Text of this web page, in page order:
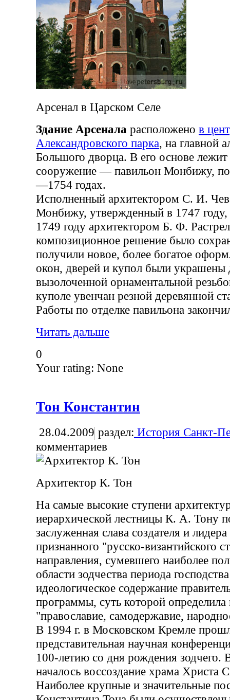
Арсенал в Царском Селе
Здание Арсенала расположено в
Александровского парка, на главной
Большого дворца. В его основе лежит
сооружение — павильон Монбижу,
—1754 годах.
Исполненный архитектором С. И.
Монбижу, утвержденный в 1747 году,
1749 году архитектором Б. Ф.
композиционное решение было
получили новое, более богатое
окон, дверей и купол были украшены
вызолоченной орнаментальной
куполе увенчан резной деревянной
Работы по отделке павильона
Читать дальше
0
Your rating: None
Тон Константин
28.04.2009 раздел: История Санкт-
комментариев
Архитектор К. Тон
На самые высокие ступени
иерархической лестницы К. А. Тону
заслуженная слава создателя и
признанного "русско-византийского
направления, сумевшего наиболее
области зодчества периода
идеологическое содержание
программы, суть которой определила
"православие, самодержавие,
В 1994 г. в Московском Кремле
представительная научная
100-летию со дня рождения зодчего.
началось воссоздание храма Христа
Наиболее крупные и значительные